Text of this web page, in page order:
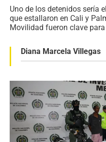
Uno de los detenidos sería
que estallaron en Cali y
Movilidad fueron clave
Diana Marcela Villegas